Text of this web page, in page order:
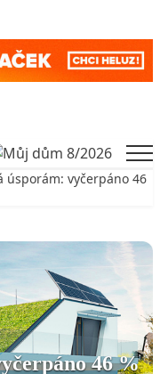
úsporám: vyčerpáno 46
46 %